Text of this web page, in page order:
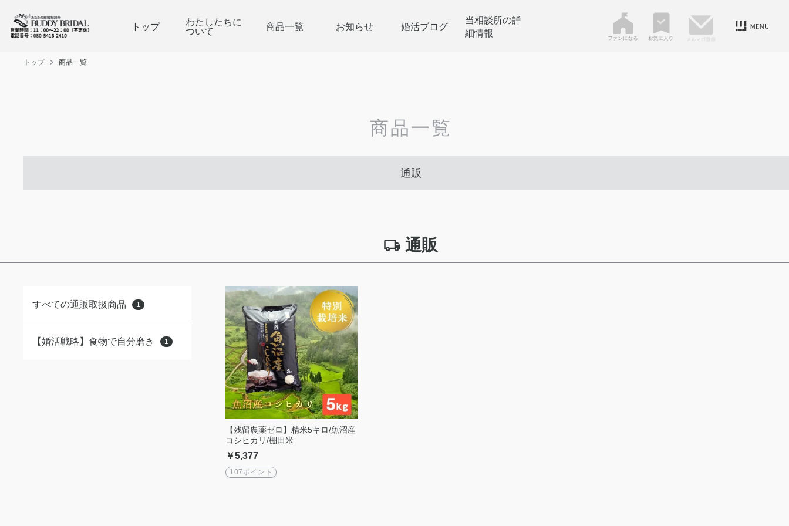
トップ わたしたちに
ついて 商品一覧 お知らせ 婚活ブログ
当相談所の詳
細情報
トップ 商品一覧
商品一覧
通販
通販
すべての通販取扱商品 1
【婚活戦略】食物で自分磨き 1
【残留農薬ゼロ】精米5キロ/魚沼産
コシヒカリ/棚田米
￥5,377
107ポイント